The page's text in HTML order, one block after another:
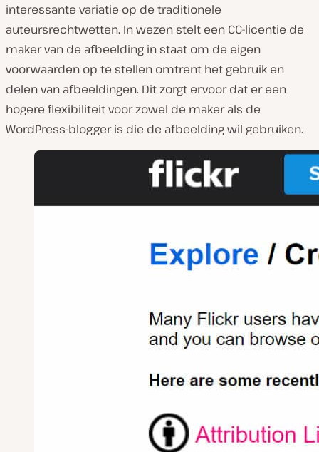
interessante variatie op de traditionele
auteursrechtwetten. In wezen stelt een CC-licentie de
maker van de afbeelding in staat om de eigen
voorwaarden op te stellen omtrent het gebruik en
delen van afbeeldingen. Dit zorgt ervoor dat er een
hogere flexibiliteit voor zowel de maker als de
WordPress-blogger is die de afbeelding wil gebruiken.